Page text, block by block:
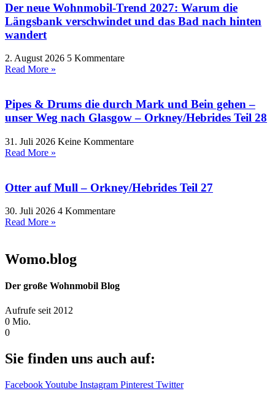
Der neue Wohnmobil-Trend 2027: Warum die
Längsbank verschwindet und das Bad nach hinten
wandert
2. August 2026 5 Kommentare
Read More »
Pipes & Drums die durch Mark und Bein gehen –
unser Weg nach Glasgow – Orkney/Hebrides Teil 28
31. Juli 2026 Keine Kommentare
Read More »
Otter auf Mull – Orkney/Hebrides Teil 27
30. Juli 2026 4 Kommentare
Read More »
Womo.blog
Der große Wohnmobil Blog​
Aufrufe seit 2012
0 Mio.
0
Sie finden uns auch auf:
FacebookYoutube Instagram Pinterest Twitter